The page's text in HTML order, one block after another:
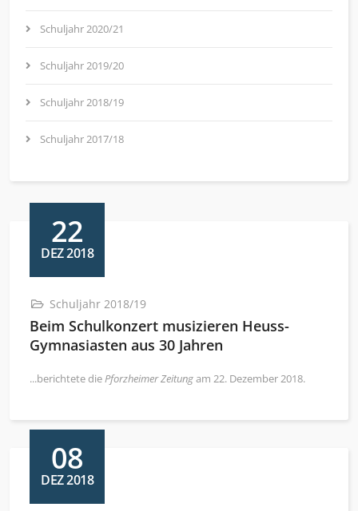
Schuljahr 2020/21
Schuljahr 2019/20
Schuljahr 2018/19
Schuljahr 2017/18
22
DEZ 2018
Schuljahr 2018/19
Beim Schulkonzert musizieren Heuss-
Gymnasiasten aus 30 Jahren
...berichtete diePforzheimer Zeitungam 22. Dezember 2018.
08
DEZ 2018